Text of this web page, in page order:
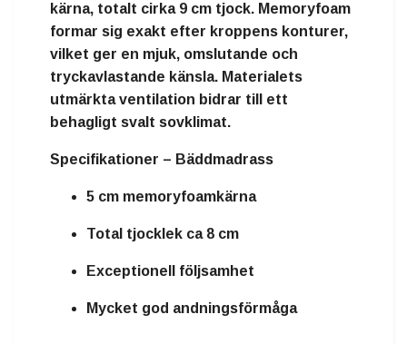
kärna, totalt cirka 9 cm tjock. Memoryfoam
formar sig exakt efter kroppens konturer,
vilket ger en mjuk, omslutande och
tryckavlastande känsla. Materialets
utmärkta ventilation bidrar till ett
behagligt svalt sovklimat.
Specifikationer – Bäddmadrass
5 cm memoryfoamkärna
Total tjocklek ca 8 cm
Exceptionell följsamhet
Mycket god andningsförmåga